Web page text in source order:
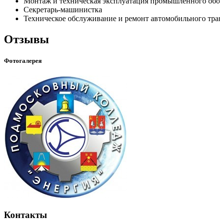
Секретарь-машинистка
Техническое обслуживание и ремонт автомобильного
Отзывы
Фотогалерея
Контакты